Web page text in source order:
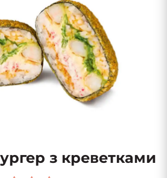
з креветками